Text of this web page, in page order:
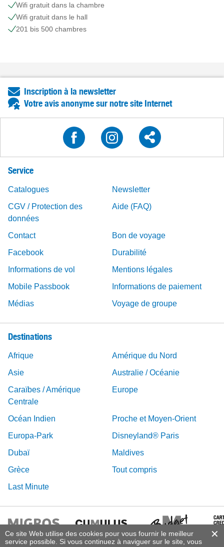
Ce site Web utilise des cookies pour vous fournir le meilleur
service possible. Si vous continuez à naviguer sur le site, vous
Wifi gratuit dans la chambre
Wifi gratuit dans le hall
201 bis 500 chambres
Inscription à la newsletter
Votre avis anonyme sur notre site Internet
Service
Catalogues
Newsletter
CGV / Protection des
données
Aide (FAQ)
Contact
Bon de voyage
Facebook
Durabilité
Informations de vol
Mentions légales
Mobile Passbook
Informations de paiement
Médias
Voyage de groupe
Destinations
Afrique
Amérique du Nord
Asie
Australie / Océanie
Caraïbes / Amérique
Centrale
Europe
Océan Indien
Proche et Moyen-Orient
Europa-Park
Disneyland® Paris
Dubaï
Maldives
Grèce
Tout compris
Last Minute